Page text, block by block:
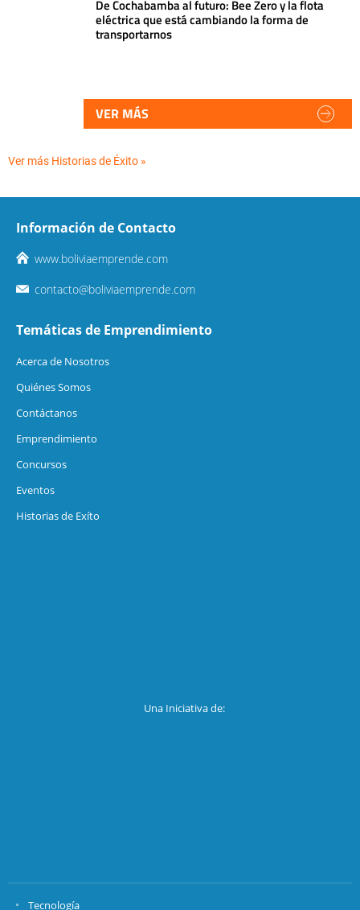
De Cochabamba al futuro: Bee Zero y la flota
eléctrica que está cambiando la forma de
transportarnos
VER MÁS
Ver más Historias de Éxito »
Información de Contacto
www.boliviaemprende.com
contacto@boliviaemprende.com
Temáticas de Emprendimiento
Acerca de Nosotros
Quiénes Somos
Contáctanos
Emprendimiento
Concursos
Eventos
Historias de Exíto
Una Iniciativa de:
Tecnología